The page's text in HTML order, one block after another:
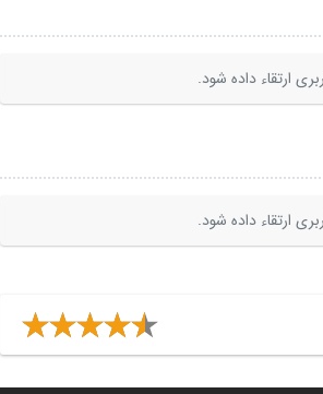
ارتقاء داده شود.
ارتقاء داده شود.